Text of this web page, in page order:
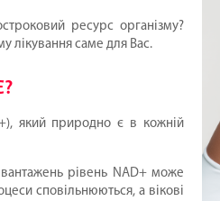
ресурс організму?
лікування саме для Вас.
який природно є в кожній
рівень NAD+ може
сповільнюються, а вікові